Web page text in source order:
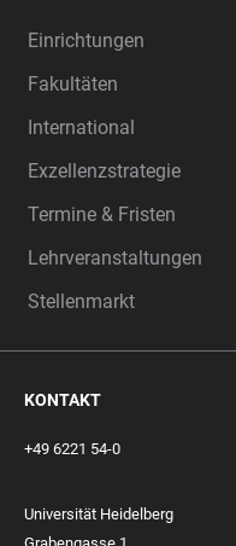
Einrichtungen
Fakultäten
International
Exzellenzstrategie
Termine & Fristen
Lehrveranstaltungen
Stellenmarkt
KONTAKT
+49 6221 54-0
Universität Heidelberg